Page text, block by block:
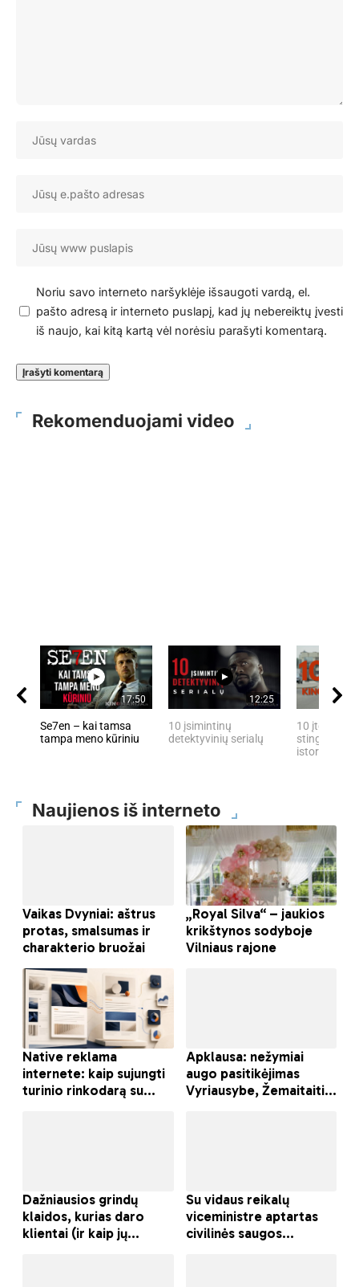
Noriu savo interneto naršyklėje išsaugoti vardą, el.
pašto adresą ir interneto puslapį, kad jų nebereiktų įvesti
iš naujo, kai kitą kartą vėl norėsiu parašyti komentarą.
Rekomenduojami video
17:50
Se7en – kai tamsa
tampa meno kūriniu
12:25
10 įsimintinų
detektyvinių serialų
10 įtemptų,
stingdančių
istorijų
Naujienos iš interneto